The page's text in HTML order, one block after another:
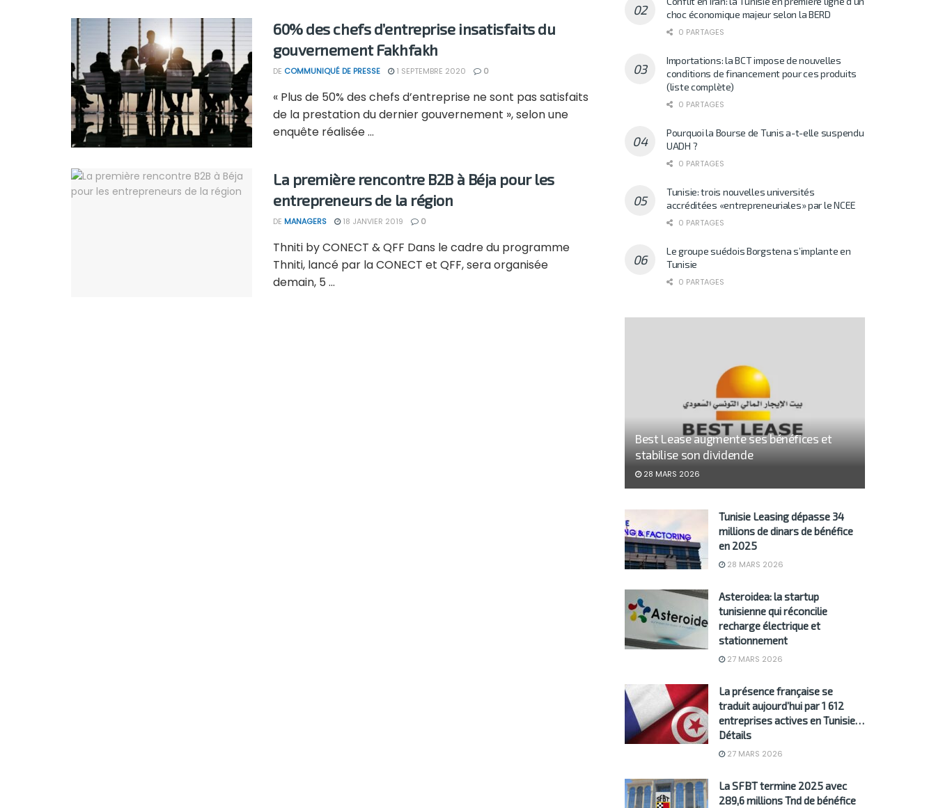
60% des chefs d’entreprise insatisfaits du
gouvernement Fakhfakh
DE COMMUNIQUÉ DE PRESSE 1 SEPTEMBRE 2020 0
« Plus de 50% des chefs d’entreprise ne sont pas satisfaits
de la prestation du dernier gouvernement », selon une
enquête réalisée ...
La première rencontre B2B à Béja pour les
entrepreneurs de la région
DE MANAGERS 18 JANVIER 2019 0
Thniti by CONECT & QFF Dans le cadre du programme
Thniti, lancé par la CONECT et QFF, sera organisée
demain, 5 ...
choc économique majeur selon la BERD
0 PARTAGES
Importations: la BCT impose de nouvelles
conditions de financement pour ces produits
(liste complète)
0 PARTAGES
Pourquoi la Bourse de Tunis a-t-elle suspendu
UADH ?
0 PARTAGES
Tunisie: trois nouvelles universités
accréditées «entrepreneuriales» par le NCEE
0 PARTAGES
Le groupe suédois Borgstena s’implante en
Tunisie
0 PARTAGES
Best Lease augmente ses bénéfices et
stabilise son dividende
28 MARS 2026
Tunisie Leasing dépasse 34
millions de dinars de bénéfice
en 2025
28 MARS 2026
Asteroidea: la startup
tunisienne qui réconcilie
recharge électrique et
stationnement
27 MARS 2026
La présence française se
traduit aujourd’hui par 1 612
entreprises actives en Tunisie…
Détails
27 MARS 2026
La SFBT termine 2025 avec
289,6 millions Tnd de bénéfice